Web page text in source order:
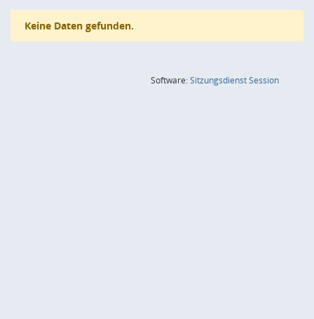
Keine Daten gefunden.
Software:SitzungsdienstSession(Wird in